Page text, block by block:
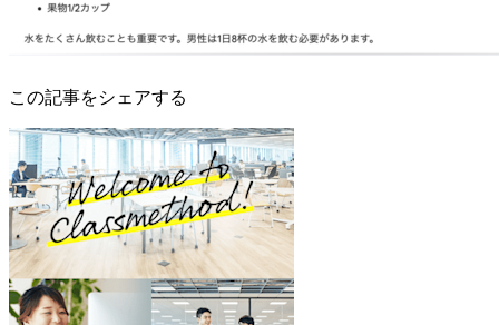
この記事をシェアする